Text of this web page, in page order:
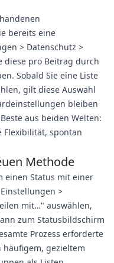
bereits eine
> Datenschutz >
diese pro Beitrag durch
Sobald Sie eine Liste
gilt diese Auswahl
bleiben
aus beiden Welten:
Flexibilität, spontan
Methode
einen Status mit einer
>
mit…" auswählen,
zum Statusbildschirm
Prozess erforderte
häufigem, gezieltem